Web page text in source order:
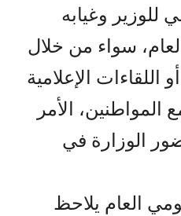
للوزير وغيابه
سواء من خلال
الإعلامية
المواطنين، الأمر
الوزارة في
العام يلاحظ